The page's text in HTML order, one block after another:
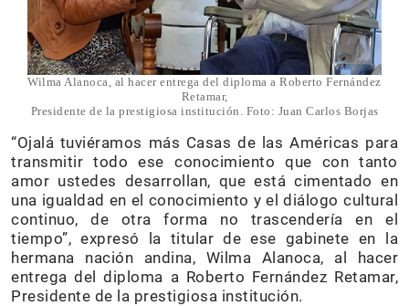
Wilma Alanoca, al hacer entrega del diploma a Roberto Fernández
Retamar,
Presidente de la prestigiosa institución. Foto: Juan Carlos Borjas
“Ojalá tuviéramos más Casas de las Américas para
transmitir todo ese conocimiento que con tanto
amor ustedes desarrollan, que está cimentado en
una igualdad en el conocimiento y el diálogo cultural
continuo, de otra forma no trascendería en el
tiempo”, expresó la titular de ese gabinete en la
hermana nación andina, Wilma Alanoca, al hacer
entrega del diploma a Roberto Fernández Retamar,
Presidente de la prestigiosa institución.